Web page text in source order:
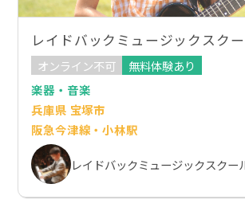
レイドバックミュージックスク
オンライン不可
無料体験あり
楽器・音楽
兵庫県 宝塚市
阪急今津線・小林駅
レイドバックミュージックスクー